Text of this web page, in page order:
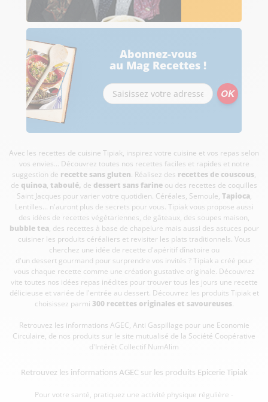
Abonnez-vous
au Mag Recettes !
Avec les recettes de cuisine Tipiak, inspirez votre cuisine et vos repas selon
vos envies... Découvrez toutes nos recettes faciles et rapides et notre
suggestion de recette sans gluten. Réalisez des recettes de couscous,
de quinoa, taboulé, de dessert sans farine ou des recettes de coquilles
Saint Jacques pour varier votre quotidien. Céréales, Semoule, Tapioca,
Lentilles... n'auront plus de secrets pour vous. Tipiak vous propose aussi
des idées de recettes végétariennes, de gâteaux, des soupes maison,
bubble tea, des recettes à base de chapelure mais aussi des astuces pour
cuisiner les produits céréaliers et revisiter les plats traditionnels. Vous
cherchez une idée de recette d'apéritif dînatoire ou
d'un dessert gourmand pour surprendre vos invités ? Tipiak a créé pour
vous chaque recette comme une création gustative originale. Découvrez
vite toutes nos idées repas inédites pour trouver tous les jours une recette
délicieuse et variée de l'entrée au dessert. Découvrez les produits Tipiak et
choisissez parmi 300 recettes originales et savoureuses.
Retrouvez les informations AGEC, Anti Gaspillage pour une Economie
Circulaire, de nos produits sur le site mutualisé de la Société Coopérative
d'Intérêt Collectif NumAlim
Retrouvez les informations AGEC sur les produits Epicerie Tipiak
Pour votre santé, pratiquez une activité physique régulière -